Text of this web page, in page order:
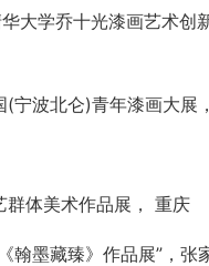
大学乔十光漆画艺术创
(宁波北仑)青年漆画大展
群体美术作品展， 重庆
翰墨藏臻》作品展”，张